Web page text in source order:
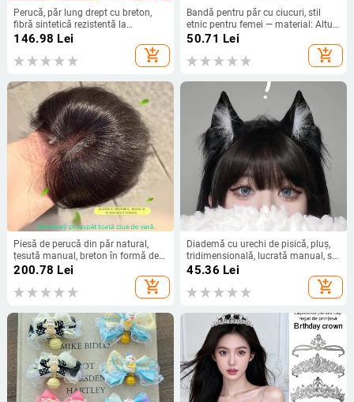
Perucă, păr lung drept cu breton,
fibră sintetică rezistentă la
temperaturi, model G924, breton
drept sau înclinat, conferă volum
146.98 Lei
add_shopping_cart
Bandă pentru păr cu ciucuri, stil
etnic pentru femei — material: Altul;
categorie: Accesorii pentru cap;
50.71 Lei
add_shopping_cart
Piesă de perucă din păr natural,
țesută manual, breton în formă de
opt (lanugo) pentru acoperirea liniei
părului; invizibil, natural, ușor și
respirabil (Material: păr natural;
Vopsire/coafare permisă; Tip păr:
drept)
200.78 Lei
add_shopping_cart
Diademă cu urechi de pisică, pluș,
tridimensională, lucrată manual, stil
coreean, accesorii pentru păr
45.36 Lei
add_shopping_cart